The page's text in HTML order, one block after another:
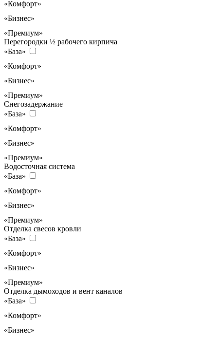
«Комфорт»
«Бизнес»
«Премиум»
Перегородки ½ рабочего кирпича
«База»
«Комфорт»
«Бизнес»
«Премиум»
Снегозадержание
«База»
«Комфорт»
«Бизнес»
«Премиум»
Водосточная система
«База»
«Комфорт»
«Бизнес»
«Премиум»
Отделка свесов кровли
«База»
«Комфорт»
«Бизнес»
«Премиум»
Отделка дымоходов и вент каналов
«База»
«Комфорт»
«Бизнес»